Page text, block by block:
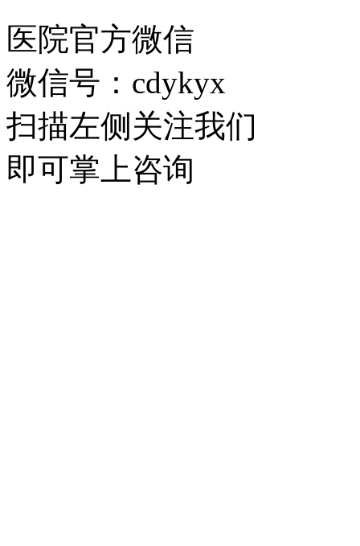
医院官方微信
微信号：cdykyx
扫描左侧关注我们
即可掌上咨询